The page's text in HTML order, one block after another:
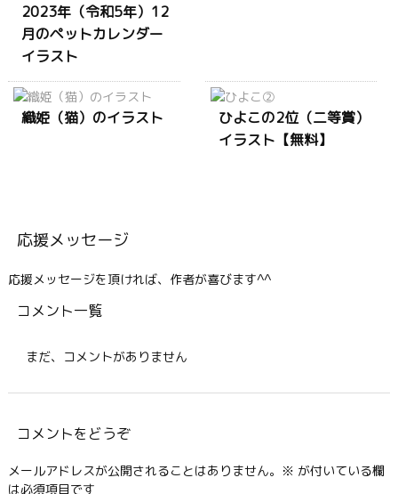
2023年（令和5年）12
月のペットカレンダー
イラスト
織姫（猫）のイラスト
ひよこの2位（二等賞）
イラスト【無料】
応援メッセージ
応援メッセージを頂ければ、作者が喜びます^^
コメント一覧
まだ、コメントがありません
コメントをどうぞ
メールアドレスが公開されることはありません。 ※ が付いている欄
は必須項目です